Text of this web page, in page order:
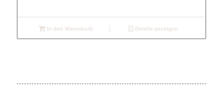
In den Warenkorb Details anzeigen